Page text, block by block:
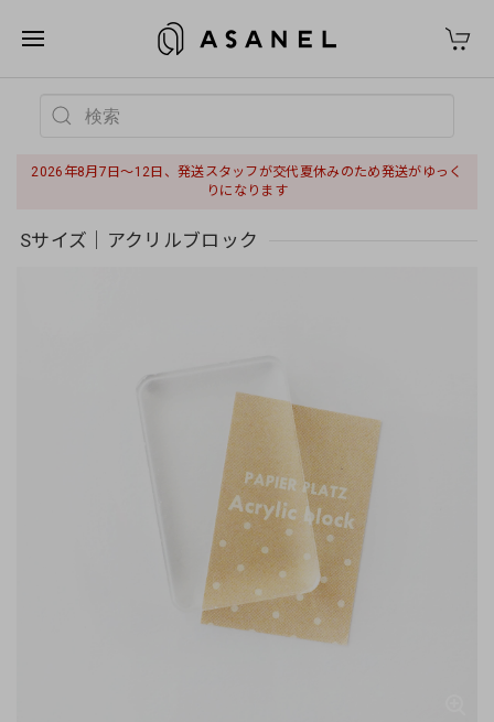
2026年8月7日〜12日、発送スタッフが交代夏休みのため発送がゆっく
りになります
Sサイズ｜アクリルブロック